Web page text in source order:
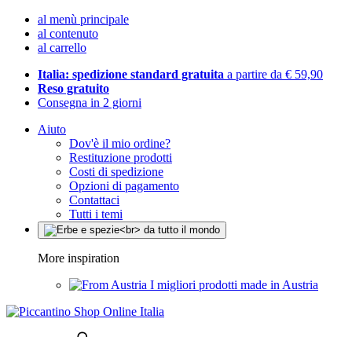
al menù principale
al contenuto
al carrello
Italia: spedizione standard gratuita a partire da € 59,90
Reso gratuito
Consegna in 2 giorni
Aiuto
Dov'è il mio ordine?
Restituzione prodotti
Costi di spedizione
Opzioni di pagamento
Contattaci
Tutti i temi
More inspiration
I migliori prodotti made in Austria